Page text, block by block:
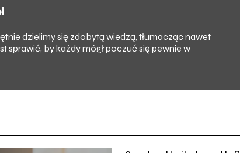
dzielimy się zdobytą wiedzą, tłumacząc nawet
sprawić, by każdy mógł poczuć się pewnie w